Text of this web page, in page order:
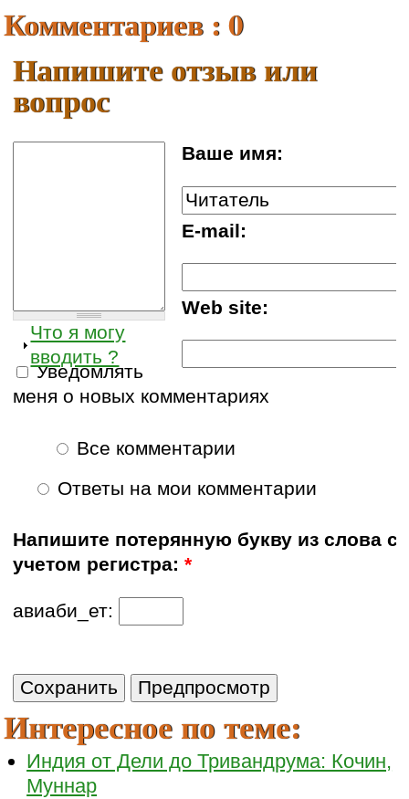
Комментариев : 0
Напишите отзыв или
вопрос
Ваше имя:
E-mail:
Web site:
Что я могу
вводить ?
Уведомлять
меня о новых комментариях
Все комментарии
Ответы на мои комментарии
Напишите потерянную букву из слова с
учетом регистра:*
авиаби_ет:
Интересное по теме:
Индия от Дели до Тривандрума: Кочин,
Муннар